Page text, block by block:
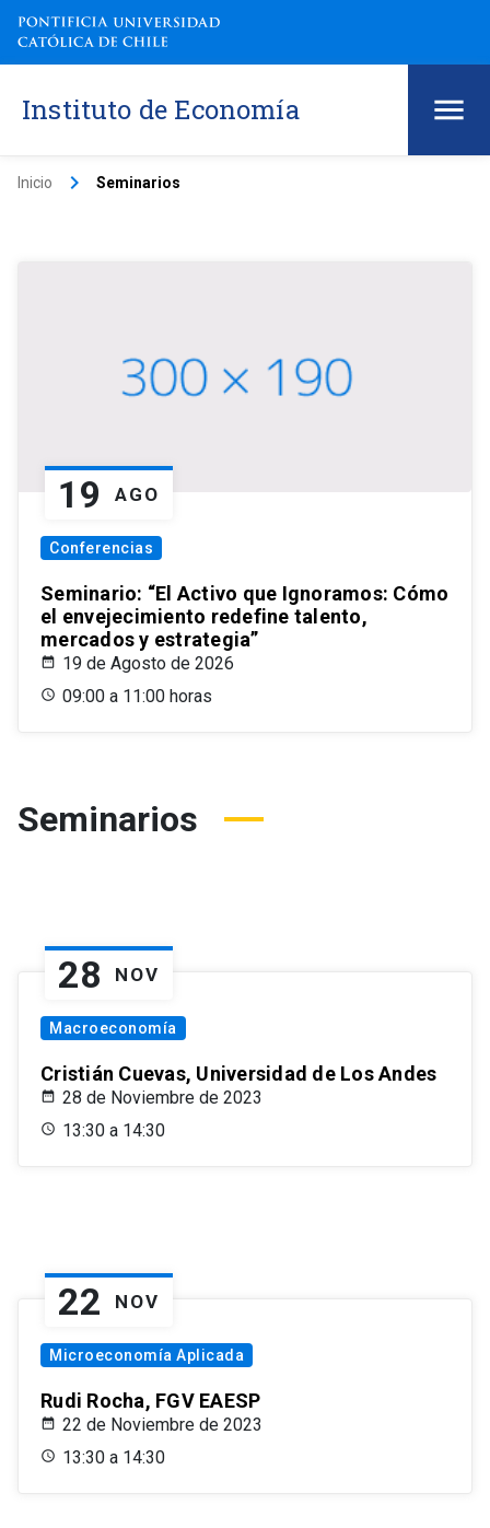
Instituto de Economía
Inicio keyboard_arrow_right Seminarios
19 AGO
Conferencias
Seminario: “El Activo que Ignoramos: Cómo
el envejecimiento redefine talento,
mercados y estrategia”
19 de Agosto de 2026
09:00 a 11:00 horas
Seminarios
28 NOV
Macroeconomía
Cristián Cuevas, Universidad de Los Andes
28 de Noviembre de 2023
13:30 a 14:30
22 NOV
Microeconomía Aplicada
Rudi Rocha, FGV EAESP
22 de Noviembre de 2023
13:30 a 14:30